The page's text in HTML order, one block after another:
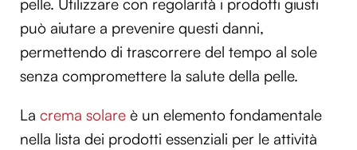
pelle. Utilizzare con regolarità i prodotti giusti
può aiutare a prevenire questi danni,
permettendo di trascorrere del tempo al sole
senza compromettere la salute della pelle.
La crema solare è un elemento fondamentale
nella lista dei prodotti essenziali per le attività